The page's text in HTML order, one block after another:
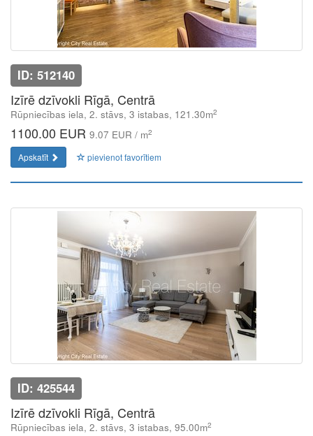
ID: 512140
Izīrē dzīvokli Rīgā, Centrā
Rūpniecības iela, 2. stāvs, 3 istabas, 121.30m2
1100.00 EUR 9.07 EUR / m2
Apskatīt pievienot favorītiem
ID: 425544
Izīrē dzīvokli Rīgā, Centrā
Rūpniecības iela, 2. stāvs, 3 istabas, 95.00m2